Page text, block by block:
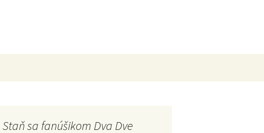
Staň sa fanúšikom Dva Dve